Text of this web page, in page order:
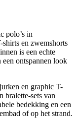
polo’s in
en zwemshorts
is een echte
een ontspannen look
en graphic T-
bralette-sets van
bedekking en een
of op het strand.